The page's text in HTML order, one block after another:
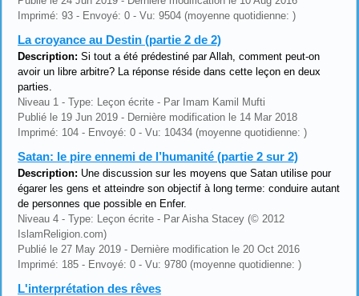
Imprimé: 93 - Envoyé: 0 - Vu: 9504 (moyenne quotidienne: )
La croyance au Destin (partie 2 de 2)
Description: Si tout a été prédestiné par Allah, comment peut-on
avoir un libre arbitre? La réponse réside dans cette leçon en deux
parties.
Niveau 1 - Type: Leçon écrite - Par Imam Kamil Mufti
Publié le 19 Jun 2019 - Dernière modification le 14 Mar 2018
Imprimé: 104 - Envoyé: 0 - Vu: 10434 (moyenne quotidienne: )
Satan: le pire ennemi de l’humanité (partie 2 sur 2)
Description: Une discussion sur les moyens que Satan utilise pour
égarer les gens et atteindre son objectif à long terme: conduire autant
de personnes que possible en Enfer.
Niveau 4 - Type: Leçon écrite - Par Aisha Stacey (© 2012
IslamReligion.com)
Publié le 27 May 2019 - Dernière modification le 20 Oct 2016
Imprimé: 185 - Envoyé: 0 - Vu: 9780 (moyenne quotidienne: )
L'interprétation des rêves